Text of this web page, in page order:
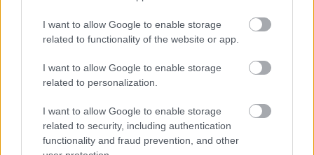
I want to allow Google to enable storage
related to functionality of the website or app.
I want to allow Google to enable storage
related to personalization.
I want to allow Google to enable storage
related to security, including authentication
functionality and fraud prevention, and other
ott lesz majd a stúdióban egy menhelyen élő állat,
akinek így segítenek új otthont találni. Valamint lesz
gasztrorovatis, amelyben a házigazdáknak és
sztárvendégeiknek az összeállított
meglepetéskosarakban található hozzávalókból kell
elkészíteniük egy reggelit, tízórait, ebédet, uzsonnát
és végül egy vacsorát - elosztva persze hétfőtől
péntekig.
További premier infókért kattints